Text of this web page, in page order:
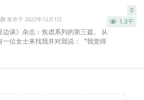
发布于 2022年12月1日 1.3千
边谈》杂志：焦虑系列的第三篇。 从
一位女士来找我并对我说：〝我觉得
0